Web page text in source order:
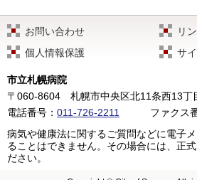
お問い合わせ
リ
個人情報保護
サ
市立札幌病院
〒060-8604
札幌市中央区北11条西13丁
電話番号： 011-726-2211
ファクス
病気や健康法に関するご質問などに電子
ることはできません。その場合には、正
ださい。